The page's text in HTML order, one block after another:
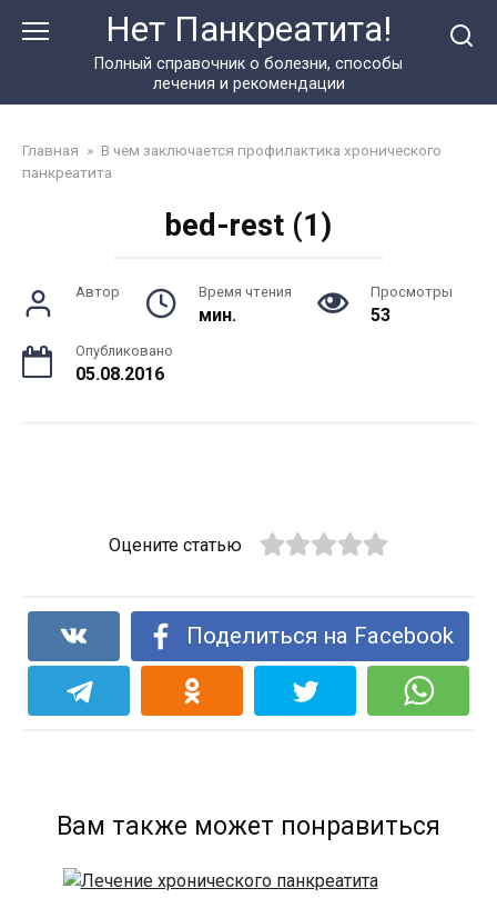
Нет Панкреатита!
Полный справочник о болезни, способы
лечения и рекомендации
Главная » В чем заключается профилактика хронического
панкреатита
bed-rest (1)
Автор Время чтения
мин.
Просмотры
53
Опубликовано
05.08.2016
Оцените статью
Поделиться на Facebook
Вам также может понравиться